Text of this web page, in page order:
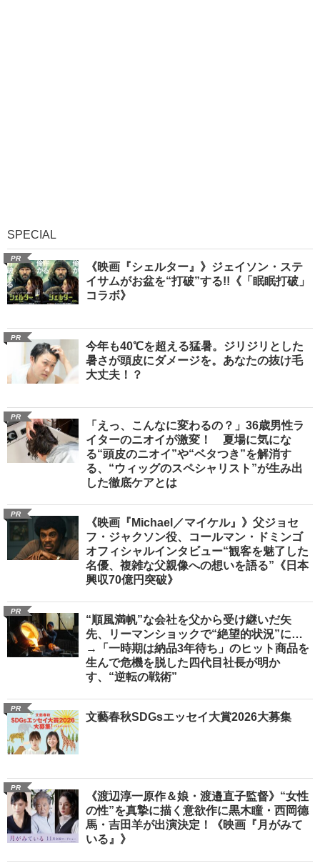
SPECIAL
PR
《映画『シェルター』》ジェイソン・ステ
イサムがお盆を“打破”する!!《「眠眠打破」
コラボ》
PR
今年も40℃を超える猛暑。ジリジリとした
暑さが頭皮にダメージを。あなたの抜け毛
大丈夫！？
PR
「えっ、こんなに変わるの？」36歳男性ラ
イターのニオイが激変！ 夏場に気にな
る“頭皮のニオイ”や“ベタつき”を解消す
る、“ウィッグのスペシャリスト”が生み出
した徹底ケアとは
PR
《映画『Michael／マイケル』》父ジョセ
フ・ジャクソン役、コールマン・ドミンゴ
オフィシャルインタビュー“観客を魅了した
名優、複雑な父親像への想いを語る”《日本
興収70億円突破》
PR
“順風満帆”な会社を父から受け継いだ矢
先、リーマンショックで“絶望的状況”に…
→「一時期は納品3年待ち」のヒット商品を
生んで危機を脱した四代目社長が明か
す、“逆転の戦術”
PR
文藝春秋SDGsエッセイ大賞2026大募集
PR
《渡辺淳一原作＆娘・渡邉直子監督》“女性
の性”を真摯に描く意欲作に黒木瞳・西岡德
馬・吉田羊が出演決定！《映画『月がみて
いる』》